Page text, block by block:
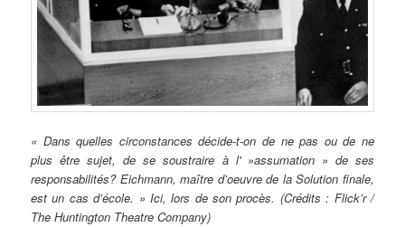
« Dans quelles circonstances décide-t-on de ne pas ou de ne
plus être sujet, de se soustraire à l' »assumation » de ses
responsabilités? Eichmann, maître d’oeuvre de la Solution finale,
est un cas d’école. » Ici, lors de son procès. (Crédits : Flick’r /
The Huntington Theatre Company)